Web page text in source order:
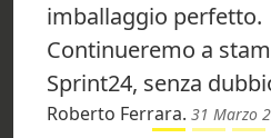
imballaggio perfetto.
Continueremo a
Sprint24, senza
Roberto Ferrara. 31 Marzo